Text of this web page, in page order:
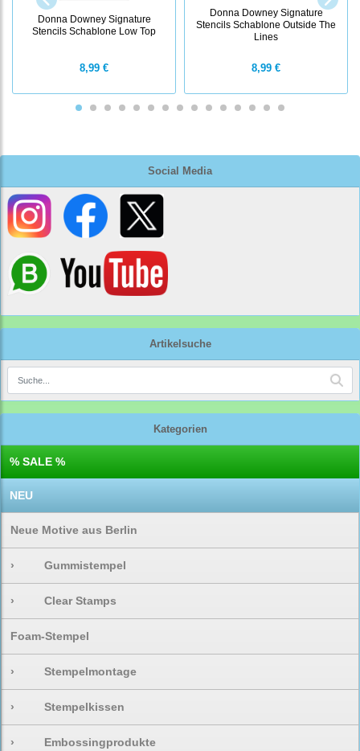
Social Media
Artikelsuche
Kategorien
% SALE %
NEU
Neue Motive aus Berlin
› Gummistempel
› Clear Stamps
Foam-Stempel
› Stempelmontage
› Stempelkissen
› Embossingprodukte
Donna Downey Signature
Stencils Schablone Low Top
8,99 €
Donna Downey Signature
Stencils Schablone Outside The
Lines
8,99 €